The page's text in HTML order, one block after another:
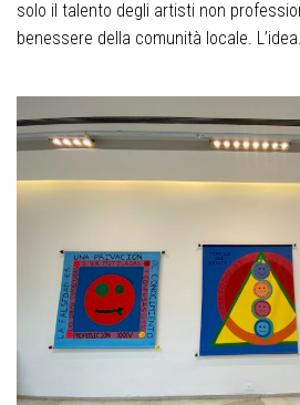
solo il talento degli artisti non
benessere della comunità locale.